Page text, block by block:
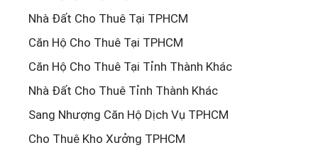
Nhà Đất Cho Thuê Tại TPHCM
Căn Hộ Cho Thuê Tại TPHCM
Căn Hộ Cho Thuê Tại Tỉnh Thành Khác
Nhà Đất Cho Thuê Tỉnh Thành Khác
Sang Nhượng Căn Hộ Dịch Vụ TPHCM
Cho Thuê Kho Xưởng TPHCM